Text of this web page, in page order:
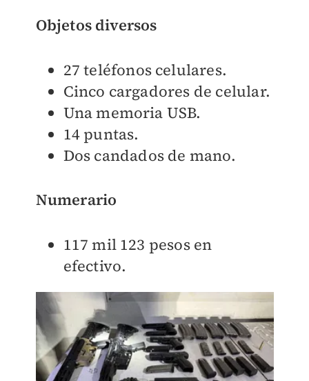
Objetos diversos
27 teléfonos celulares.
Cinco cargadores de celular.
Una memoria USB.
14 puntas.
Dos candados de mano.
Numerario
117 mil 123 pesos en
efectivo.